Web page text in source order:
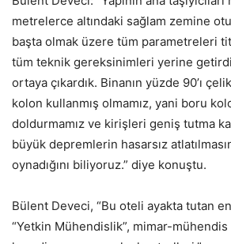
metrelerce altındaki sağlam zemine
başta olmak üzere tüm parametreleri
tüm teknik gereksinimleri yerine
ortaya çıkardık. Binanın yüzde 90’ı
kolon kullanmış olmamız, yani boru
doldurmamız ve kirişleri geniş tutma
büyük depremlerin hasarsız
oynadığını biliyoruz.” diye konuştu.
Bülent Deveci, “Bu oteli ayakta tutan
“Yetkin Mühendislik”, mimar-